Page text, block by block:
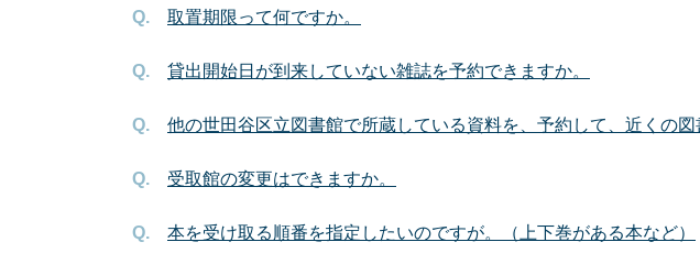
取置期限って何ですか。
貸出開始日が到来していない雑誌を予約できますか。
他の世田谷区立図書館で所蔵している資料を、予約して、近くの
受取館の変更はできますか。
本を受け取る順番を指定したいのですが。（上下巻がある本など）